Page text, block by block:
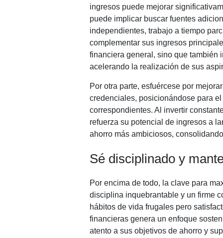
ingresos puede mejorar
puede implicar buscar fuentes
independientes, trabajo a tiempo
complementar sus ingresos
financiera general, sino que también
acelerando la realización de sus
Por otra parte, esfuércese por
credenciales, posicionándose para
correspondientes. Al invertir
refuerza su potencial de ingresos a
ahorro más ambiciosos,
Sé disciplinado y
Por encima de todo, la clave para
disciplina inquebrantable y un firme
hábitos de vida frugales pero
financieras genera un enfoque
atento a sus objetivos de ahorro y